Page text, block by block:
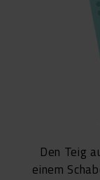
Den Teig
einem